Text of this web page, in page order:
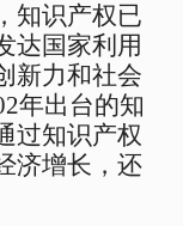
识产权已
达国家利用
新力和社会
年出台的知
过知识产权
济增长，还